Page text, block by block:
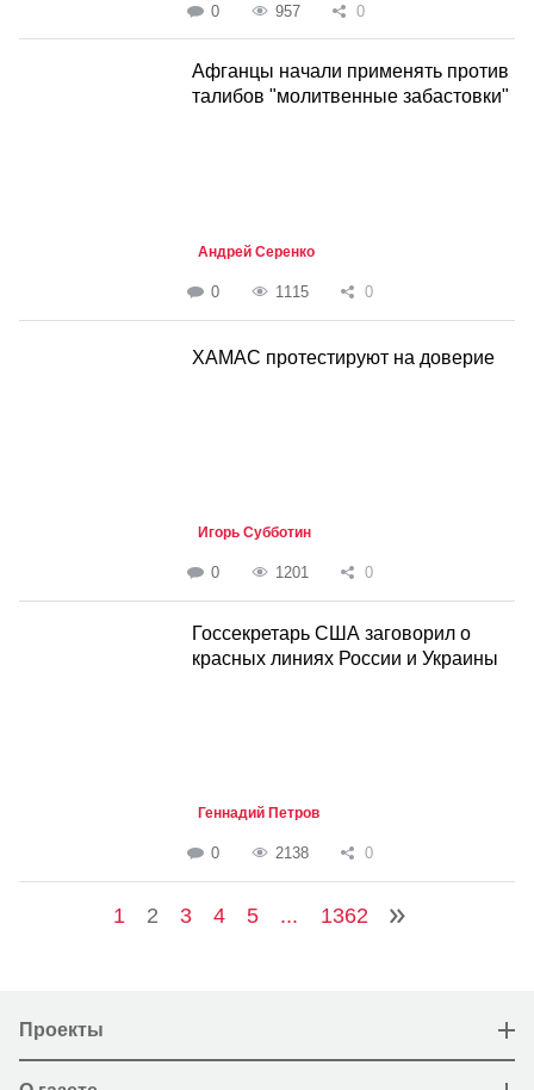
0 957 0
Афганцы начали применять против
талибов "молитвенные забастовки"
Андрей Серенко
0 1115 0
ХАМАС протестируют на доверие
Игорь Субботин
0 1201 0
Госсекретарь США заговорил о
красных линиях России и Украины
Геннадий Петров
0 2138 0
1 2 3 4 5 ... 1362
Проекты